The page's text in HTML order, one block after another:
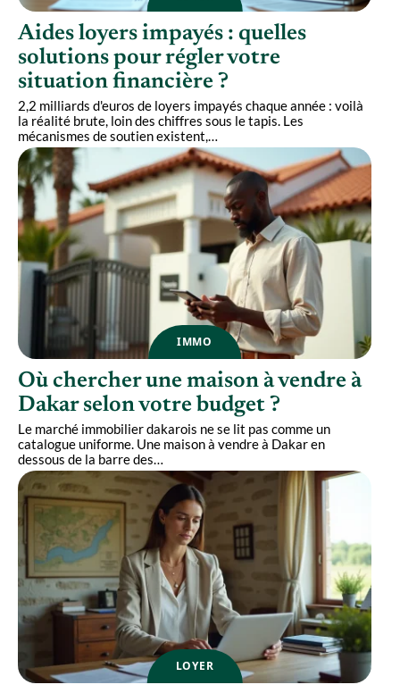
Aides loyers impayés : quelles
solutions pour régler votre
situation financière ?
2,2 milliards d'euros de loyers impayés chaque année : voilà
la réalité brute, loin des chiffres sous le tapis. Les
mécanismes de soutien existent,…
IMMO
Où chercher une maison à vendre à
Dakar selon votre budget ?
Le marché immobilier dakarois ne se lit pas comme un
catalogue uniforme. Une maison à vendre à Dakar en
dessous de la barre des…
LOYER